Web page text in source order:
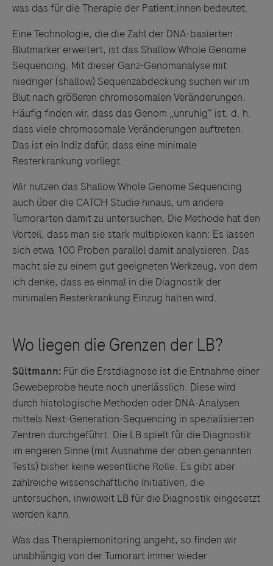
was das für die Therapie der Patient:innen bedeutet.
Eine Technologie, die die Zahl der DNA-basierten
Blutmarker erweitert, ist das Shallow Whole Genome
Sequencing. Mit dieser Ganz-Genomanalyse mit
niedriger (shallow) Sequenzabdeckung suchen wir im
Blut nach größeren chromosomalen Veränderungen.
Häufig finden wir, dass das Genom „unruhig“ ist, d. h.
dass viele chromosomale Veränderungen auftreten.
Das ist ein Indiz dafür, dass eine minimale
Resterkrankung vorliegt.
Wir nutzen das Shallow Whole Genome Sequencing
auch über die CATCH Studie hinaus, um andere
Tumorarten damit zu untersuchen. Die Methode hat den
Vorteil, dass man sie stark multiplexen kann: Es lassen
sich etwa 100 Proben parallel damit analysieren. Das
macht sie zu einem gut geeigneten Werkzeug, von dem
ich denke, dass es einmal in die Diagnostik der
minimalen Resterkrankung Einzug halten wird.
Sültmann: Für die Erstdiagnose ist die Entnahme einer
Gewebeprobe heute noch unerlässlich. Diese wird
durch histologische Methoden oder DNA-Analysen
mittels Next-Generation-Sequencing in spezialisierten
Zentren durchgeführt. Die LB spielt für die Diagnostik
im engeren Sinne (mit Ausnahme der oben genannten
Tests) bisher keine wesentliche Rolle. Es gibt aber
zahlreiche wissenschaftliche Initiativen, die
untersuchen, inwieweit LB für die Diagnostik eingesetzt
werden kann.
Was das Therapiemonitoring angeht, so finden wir
unabhängig von der Tumorart immer wieder